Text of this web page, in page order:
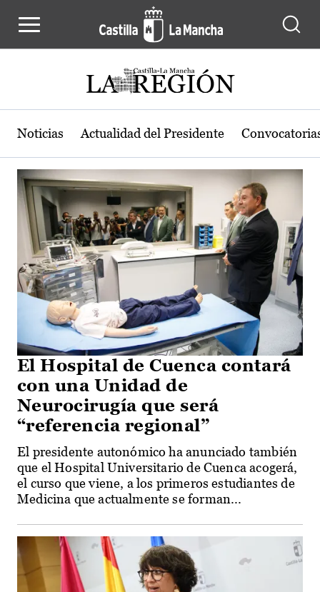
Actualidad de la región de Castilla-
Noticias Actualidad del Presidente
El Hospital de Cuenca contará
con una Unidad de
Neurocirugía que será
“referencia regional”
El presidente autonómico ha anunciado también
que el Hospital Universitario de Cuenca acogerá,
el curso que viene, a los primeros estudiantes de
Medicina que actualmente se forman...